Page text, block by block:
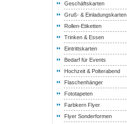
Geschäftskarten
Gruß- & Einladungskarten
Rollen-Etiketten
Trinken & Essen
Eintrittskarten
Bedarf für Events
Hochzeit & Polterabend
Flaschenhänger
Fototapeten
Farbkern Flyer
Flyer Sonderformen